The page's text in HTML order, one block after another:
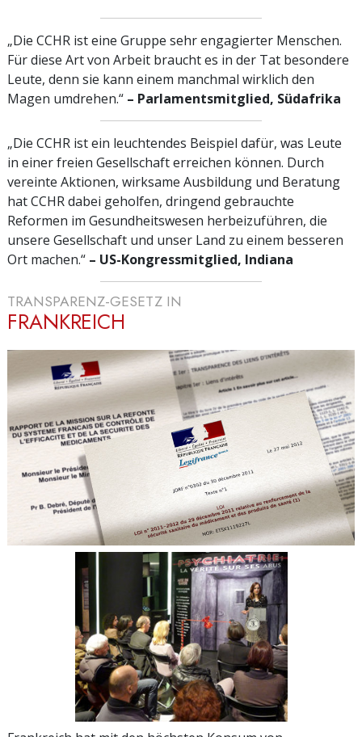
„Die CCHR ist eine Gruppe sehr engagierter Menschen.
Für diese Art von Arbeit braucht es in der Tat besondere
Leute, denn sie kann einem manchmal wirklich den
Magen umdrehen.“ – Parlamentsmitglied, Südafrika
„Die CCHR ist ein leuchtendes Beispiel dafür, was Leute
in einer freien Gesellschaft erreichen können. Durch
vereinte Aktionen, wirksame Ausbildung und Beratung
hat CCHR dabei geholfen, dringend gebrauchte
Reformen im Gesundheitswesen herbeizuführen, die
unsere Gesellschaft und unser Land zu einem besseren
Ort machen.“ – US-Kongressmitglied, Indiana
TRANSPARENZ-GESETZ IN
FRANKREICH